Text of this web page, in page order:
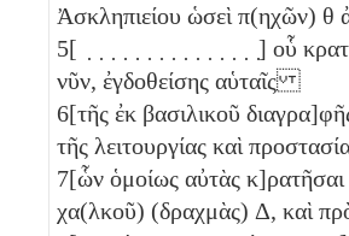
Ἀσκληπιείου ὡσεὶ π(ηχῶν) θ
5[ ̣ ̣ ̣ ̣ ̣ ̣ ̣ ̣ ̣ ̣ ̣ ̣ ̣ ̣ ̣] οὗ κρατεῖν
νῦν, ἐγδοθείσης αὑταῖς
6[τῆς ἐκ βασιλικοῦ
τῆς λειτουργίας καὶ
7[ὧν ὁμοίως αὐτὰς κ]ρατῆσαι
χα(λκοῦ) (δραχμὰς) Δ, καὶ